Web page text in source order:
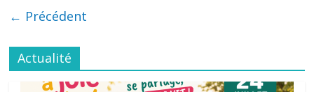
← Précédent
Actualité